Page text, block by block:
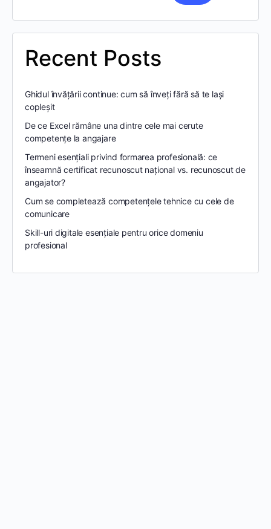
Recent Posts
Ghidul învățării continue: cum să înveți fără să te lași
copleșit
De ce Excel rămâne una dintre cele mai cerute
competențe la angajare
Termeni esențiali privind formarea profesională: ce
înseamnă certificat recunoscut național vs. recunoscut de
angajator?
Cum se completează competențele tehnice cu cele de
comunicare
Skill-uri digitale esențiale pentru orice domeniu
profesional